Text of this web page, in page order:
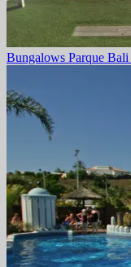
Bungalows Parque Bali